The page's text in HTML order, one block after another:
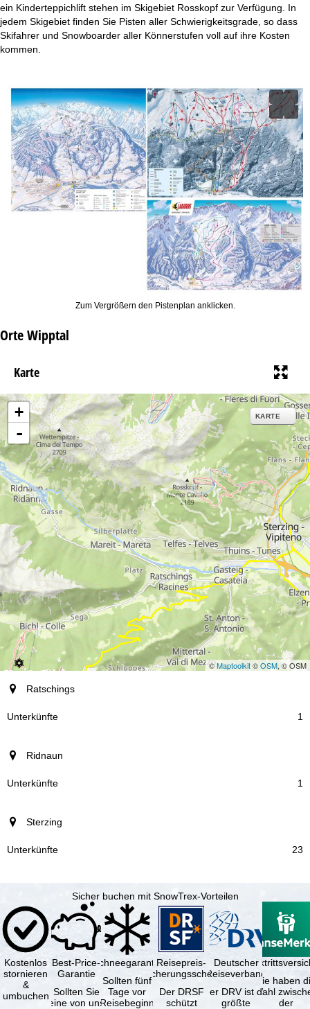
ein Kinderteppichlift stehen im Skigebiet Rosskopf zur Verfügung. In
jedem Skigebiet finden Sie Pisten aller Schwierigkeitsgrade, so dass
Skifahrer und Snowboarder aller Könnerstufen voll auf ihre Kosten
kommen.
Zum Vergrößern den Pistenplan anklicken.
Orte Wipptal
Karte
+
-
KARTE
©Maptoolkit©OSM, © OSM
Ort
Unterkünfte
Ratschings
1
Ridnaun
1
Sterzing
23
Sicher buchen mit SnowTrex-Vorteilen
Kostenlos
stornieren
&
umbuchen
Best-Price-
Garantie
Sollten Sie
eine von uns
Schneegarantie
Sollten fünf
Tage vor
Reisebeginn
Reisepreis-
Sicherungsschein
Der DRSF
schützt
Deutscher
Reiseverband
Der DRV ist die
größte
Sie haben
Wahl
der